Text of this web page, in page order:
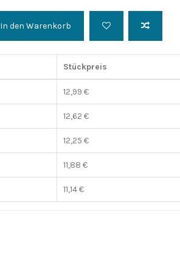
In den Warenkorb
Stückpreis
12,99 €
12,62 €
12,25 €
11,88 €
11,14 €